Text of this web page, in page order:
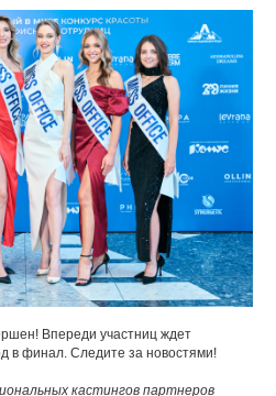
Впереди участниц ждет
в финал. Следите за новостями!
кастингов партнеров